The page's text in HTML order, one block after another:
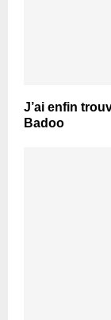
J’ai enfin
Badoo